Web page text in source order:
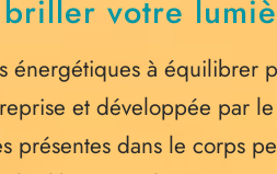
briller votre
énergétiques à
et développée par
dans le corps